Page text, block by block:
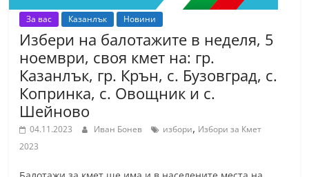
За вас Казанлък Новини
Избери на балотажите в неделя, 5
ноември, своя кмет на: гр.
Казанлък, гр. Крън, с. Бузовград, с.
Копринка, с. Овощник и с.
Шейново
04.11.2023 Иван Бонев избори, Избори за Кмет
2023